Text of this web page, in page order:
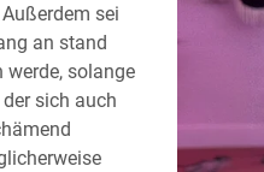
sei
an stand
solange
sich auch